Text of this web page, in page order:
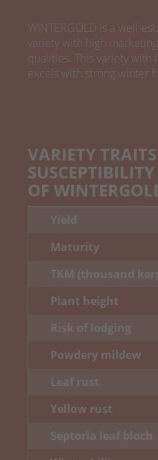
WINTERGOLD is a well-
variety with high
qualities. This variety with
excels with strong winter
VARIETY
OF
Yield
Maturity
TKM (thousand
Plant height
Risk of lodging
Powdery mildew
Leaf rust
Yellow rust
Septoria leaf bloch